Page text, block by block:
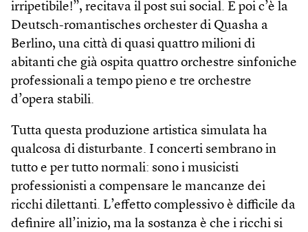
irripetibile!”, recitava il post sui social. E poi c’è la
Deutsch-romantisches orchester di Quasha a
Berlino, una città di quasi quattro milioni di
abitanti che già ospita quattro orchestre sinfoniche
professionali a tempo pieno e tre orchestre
d’opera stabili.
Tutta questa produzione artistica simulata ha
qualcosa di disturbante. I concerti sembrano in
tutto e per tutto normali: sono i musicisti
professionisti a compensare le mancanze dei
ricchi dilettanti. L’effetto complessivo è difficile da
definire all’inizio, ma la sostanza è che i ricchi si